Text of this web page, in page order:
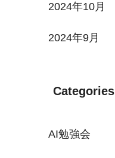
2024年10月
2024年9月
Categories
AI勉強会